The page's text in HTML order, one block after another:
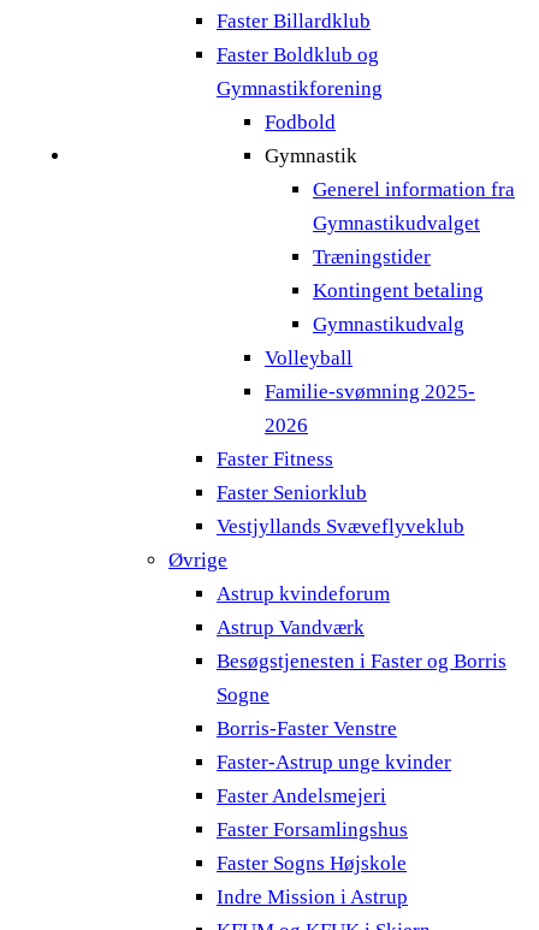
Faster Billardklub
Faster Boldklub og
Gymnastikforening
Fodbold
Gymnastik
Generel information fra
Gymnastikudvalget
Træningstider
Kontingent betaling
Gymnastikudvalg
Volleyball
Familie-svømning 2025-
2026
Faster Fitness
Faster Seniorklub
Vestjyllands Svæveflyveklub
Øvrige
Astrup kvindeforum
Astrup Vandværk
Besøgstjenesten i Faster og Borris
Sogne
Borris-Faster Venstre
Faster-Astrup unge kvinder
Faster Andelsmejeri
Faster Forsamlingshus
Faster Sogns Højskole
Indre Mission i Astrup